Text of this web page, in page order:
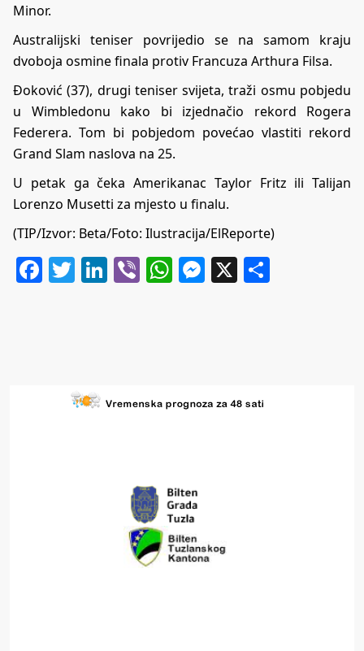
Minor.
Australijski teniser povrijedio se na samom kraju
dvoboja osmine finala protiv Francuza Arthura Filsa.
Đoković (37), drugi teniser svijeta, traži osmu pobjedu
u Wimbledonu kako bi izjednačio rekord Rogera
Federera. Tom bi pobjedom povećao vlastiti rekord
Grand Slam naslova na 25.
U petak ga čeka Amerikanac Taylor Fritz ili Talijan
Lorenzo Musetti za mjesto u finalu.
(TIP/Izvor: Beta/Foto: Ilustracija/ElReporte)
Facebook
Twitter
LinkedIn
ViberWhatsApp
Messenger
X